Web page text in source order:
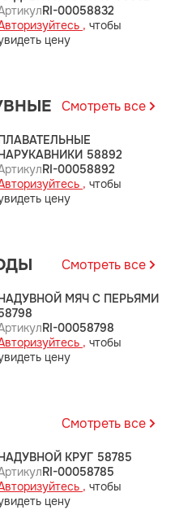
RI-00058832
, чтобы
цену
Смотреть все
58892
RI-00058892
, чтобы
цену
Смотреть все
МЯЧ С ПЕРЬЯМИ
RI-00058798
, чтобы
цену
Смотреть все
КРУГ 58785
RI-00058785
, чтобы
цену